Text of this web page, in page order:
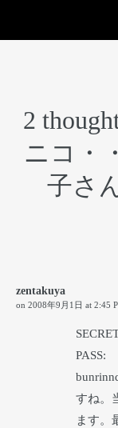
2
ニコ・
子さ
zentakuya
on 2008年9月1日 at 2:45
PASS:
すね。
ます。